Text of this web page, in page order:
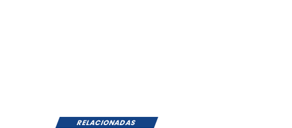
RELACIONADAS